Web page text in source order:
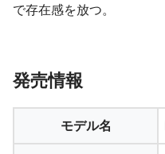
で存在感を放つ。
発売情報
モデル名